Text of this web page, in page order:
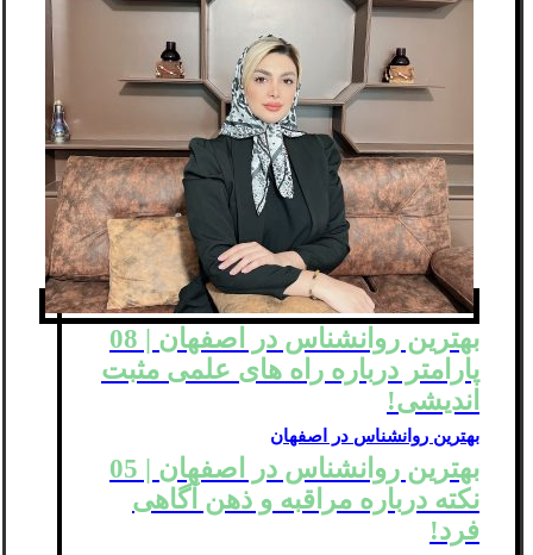
بهترین روانشناس در اصفهان | 08
پارامتر درباره راه های علمی مثبت
اندیشی!
بهترین روانشناس در اصفهان
بهترین روانشناس در اصفهان | 05
نکته درباره مراقبه و ذهن آگاهی
فرد!